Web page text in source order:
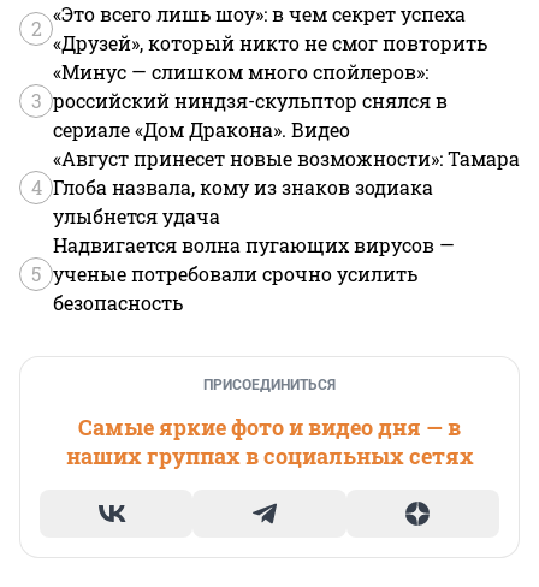
2
«Это всего лишь шоу»: в чем секрет успеха
«Друзей», который никто не смог повторить
3
«Минус — слишком много спойлеров»:
российский ниндзя-скульптор снялся в
сериале «Дом Дракона». Видео
4
«Август принесет новые возможности»: Тамара
Глоба назвала, кому из знаков зодиака
улыбнется удача
5
Надвигается волна пугающих вирусов —
ученые потребовали срочно усилить
безопасность
ПРИСОЕДИНИТЬСЯ
Самые яркие фото и видео дня — в
наших группах в социальных сетях